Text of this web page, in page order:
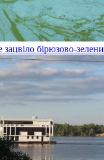
зацвіло бірюзово-